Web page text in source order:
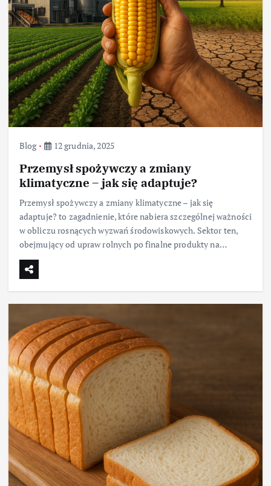
Blog 12 grudnia, 2025
Przemysł spożywczy a zmiany
klimatyczne – jak się adaptuje?
Przemysł spożywczy a zmiany klimatyczne – jak się
adaptuje? to zagadnienie, które nabiera szczególnej ważności
w obliczu rosnących wyzwań środowiskowych. Sektor ten,
obejmujący od upraw rolnych po finalne produkty na…